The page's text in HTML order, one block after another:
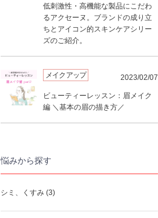
低刺激性・高機能な製品にこだわ
るアクセーヌ。ブランドの成り立
ちとアイコン的スキンケアシリー
ズのご紹介。
メイクアップ 2023/02/07
ビューティーレッスン：眉メイク
編 ＼基本の眉の描き方／
悩みから探す
シミ、くすみ (3)